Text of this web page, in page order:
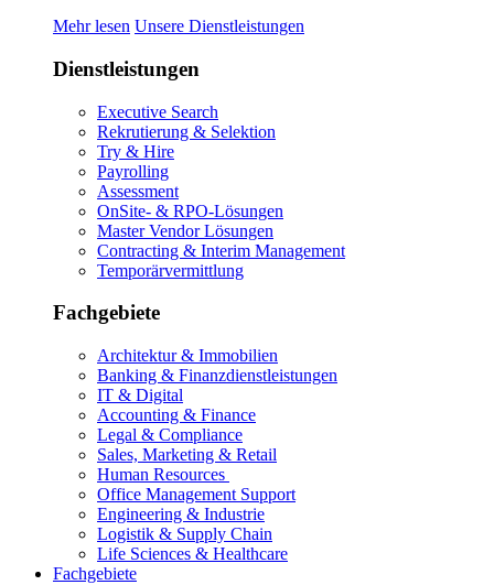
Mehr lesen Unsere Dienstleistungen
Dienstleistungen
Executive Search
Rekrutierung & Selektion
Try & Hire
Payrolling
Assessment
OnSite- & RPO-Lösungen
Master Vendor Lösungen
Contracting & Interim Management
Temporärvermittlung
Fachgebiete
Architektur & Immobilien
Banking & Finanzdienstleistungen
IT & Digital
Accounting & Finance
Legal & Compliance
Sales, Marketing & Retail
Human Resources
Office Management Support
Engineering & Industrie
Logistik & Supply Chain
Life Sciences & Healthcare
Fachgebiete